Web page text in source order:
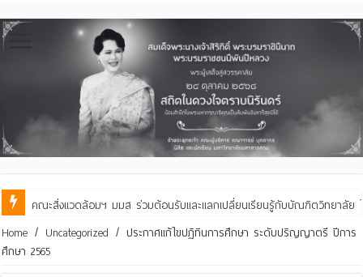
คณะสิ่งแวดล้อมฯ มมส ร่วมต้อนรับและแลกเปลี่ยนเรียนรู้กับบัณฑิตวิทยาลัย ใน
Home / Uncategorized / ประกาศแก้ไขปฏิทินการศึกษา ระดับปริญญาตรี ปีการ
ศึกษา 2565